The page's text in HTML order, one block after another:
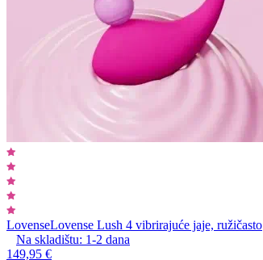
LovenseLovense Lush 4 vibrirajuće jaje, ružičasto
Na skladištu: 1-2 dana
149,95 €